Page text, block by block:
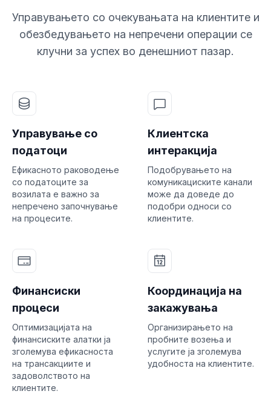
Управувањето со очекувањата на клиентите и
обезбедувањето на непречени операции се
клучни за успех во денешниот пазар.
Управување со
податоци
Ефикасното раководење
со податоците за
возилата е важно за
непречено започнување
на процесите.
Клиентска
интеракција
Подобрувањето на
комуникациските канали
може да доведе до
подобри односи со
клиентите.
Финансиски
процеси
Оптимизацијата на
финансиските алатки ја
зголемува ефикасноста
на трансакциите и
задоволството на
клиентите.
Координација на
закажувања
Организирањето на
пробните возења и
услугите ја зголемува
удобноста на клиентите.